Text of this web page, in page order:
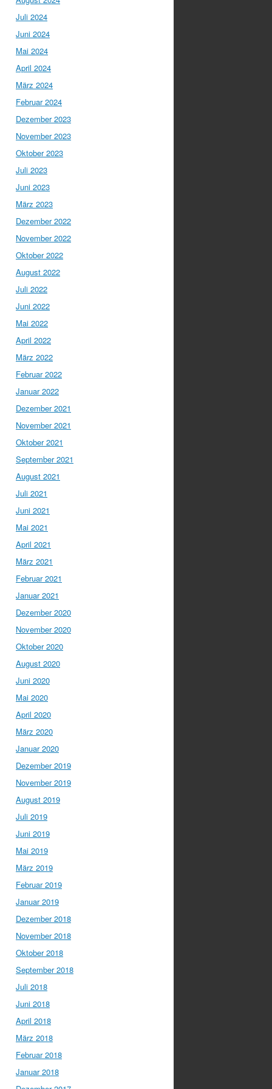
Juli 2024
Juni 2024
Mai 2024
April 2024
März 2024
Februar 2024
Dezember 2023
November 2023
Oktober 2023
Juli 2023
Juni 2023
März 2023
Dezember 2022
November 2022
Oktober 2022
August 2022
Juli 2022
Juni 2022
Mai 2022
April 2022
März 2022
Februar 2022
Januar 2022
Dezember 2021
November 2021
Oktober 2021
September 2021
August 2021
Juli 2021
Juni 2021
Mai 2021
April 2021
März 2021
Februar 2021
Januar 2021
Dezember 2020
November 2020
Oktober 2020
August 2020
Juni 2020
Mai 2020
April 2020
März 2020
Januar 2020
Dezember 2019
November 2019
August 2019
Juli 2019
Juni 2019
Mai 2019
März 2019
Februar 2019
Januar 2019
Dezember 2018
November 2018
Oktober 2018
September 2018
Juli 2018
Juni 2018
April 2018
März 2018
Februar 2018
Januar 2018